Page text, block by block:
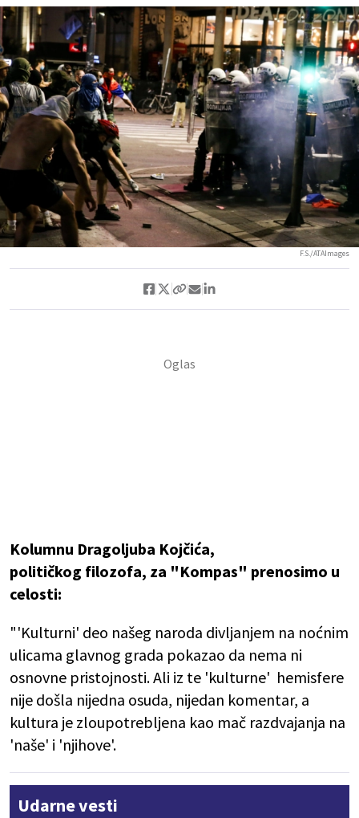
F.S./ATAImages
Kolumnu Dragoljuba Kojčića,
političkog filozofa, za "Kompas" prenosimo u
celosti:
"'Kulturni' deo našeg naroda divljanjem na noćnim
ulicama glavnog grada pokazao da nema ni
osnovne pristojnosti. Ali iz te 'kulturne' hemisfere
nije došla nijedna osuda, nijedan komentar, a
kultura je zloupotrebljena kao mač razdvajanja na
'naše' i 'njihove'.
Udarne vesti